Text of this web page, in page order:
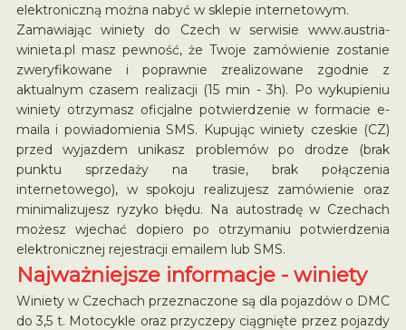
elektroniczną można nabyć w sklepie internetowym.
Zamawiając winiety do Czech w serwisie www.austria-
winieta.pl masz pewność, że Twoje zamówienie zostanie
zweryfikowane i poprawnie zrealizowane zgodnie z
aktualnym czasem realizacji (15 min - 3h). Po wykupieniu
winiety otrzymasz oficjalne potwierdzenie w formacie e-
maila i powiadomienia SMS. Kupując winiety czeskie (CZ)
przed wyjazdem unikasz problemów po drodze (brak
punktu sprzedaży na trasie, brak połączenia
internetowego), w spokoju realizujesz zamówienie oraz
minimalizujesz ryzyko błędu. Na autostradę w Czechach
możesz wjechać dopiero po otrzymaniu potwierdzenia
elektronicznej rejestracji emailem lub SMS.
Najważniejsze informacje - winiety
Winiety w Czechach przeznaczone są dla pojazdów o DMC
do 3,5 t. Motocykle oraz przyczepy ciągnięte przez pojazdy